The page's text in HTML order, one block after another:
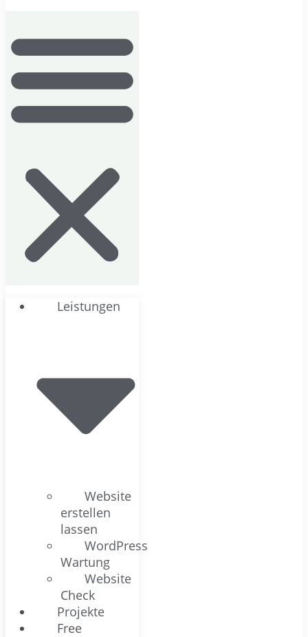
Leistungen
Website
erstellen
lassen
WordPress
Wartung
Website
Check
Projekte
Free